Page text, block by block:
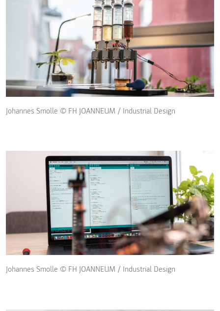
Johannes Smolle © FH JOANNEUM / Industrial Design
Johannes Smolle © FH JOANNEUM / Industrial Design